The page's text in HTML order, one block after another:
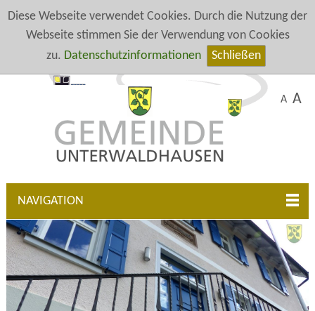
Diese Webseite verwendet Cookies. Durch die Nutzung der
Webseite stimmen Sie der Verwendung von Cookies
zu. Datenschutzinformationen Schließen
A A
NAVIGATION